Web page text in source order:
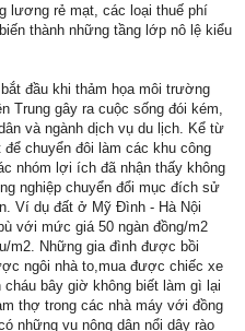
lương rẻ mạt, các loại thuế phí
thành những tầng lớp nô lệ kiểu
đầu khi thảm họa môi trường
Trung gây ra cuộc sống đói kém,
và ngành dịch vụ du lịch. Kể từ
chuyển đôi làm các khu công
nhóm lợi ích đã nhận thấy không
nghiệp chuyển đổi mục đích sử
Ví dụ đất ở Mỹ Đình - Hà Nội
với mức giá 50 ngàn đồng/m2
m2. Những gia đình được bồi
ngôi nhà to,mua được chiếc xe
cháu bây giờ không biết làm gì lại
thợ trong các nhà máy với đồng
những vụ nông dân nổi dậy rào